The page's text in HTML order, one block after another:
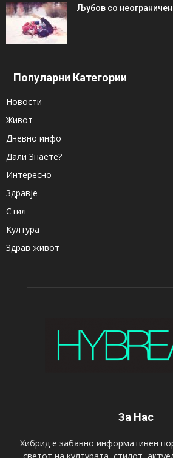
Љубов со
Популарни Категории
Новости
Живот
Дневно инфо
Дали Знаете?
Интересно
Здравје
Стил
Култура
Здрав живот
За Нас
Хибрид е забавно информативен